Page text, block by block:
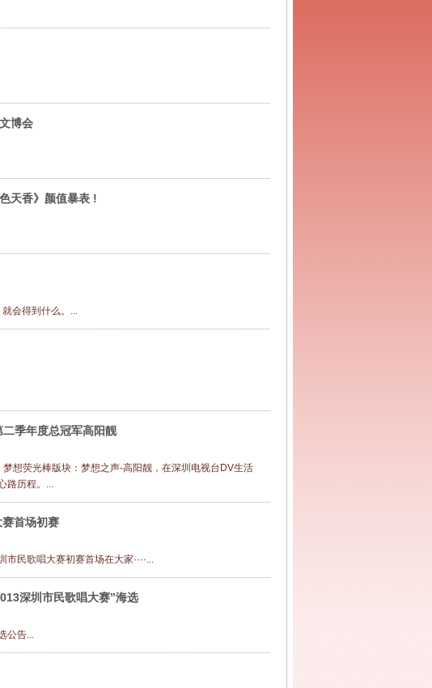
博会
天香》颜值暴表 !
会得到什么。...
二季年度总冠军高阳靓
想荧光棒版块：梦想之声-高阳靓，在深圳电视台DV生活
路历程。...
首场初赛
民歌唱大赛初赛首场在大家····...
深圳市民歌唱大赛”海选
公告...